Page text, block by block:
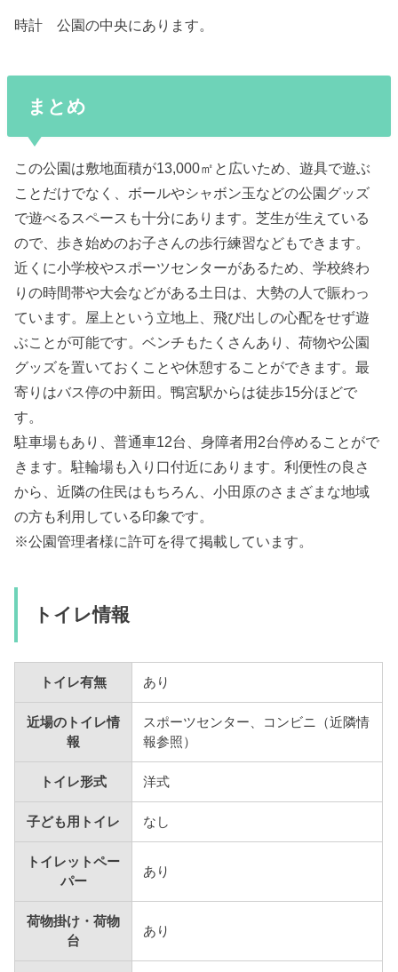
時計 公園の中央にあります。
まとめ
この公園は敷地面積が13,000㎡と広いため、遊具で遊ぶ
ことだけでなく、ボールやシャボン玉などの公園グッズ
で遊べるスペースも十分にあります。芝生が生えている
ので、歩き始めのお子さんの歩行練習などもできます。
近くに小学校やスポーツセンターがあるため、学校終わ
りの時間帯や大会などがある土日は、大勢の人で賑わっ
ています。屋上という立地上、飛び出しの心配をせず遊
ぶことが可能です。ベンチもたくさんあり、荷物や公園
グッズを置いておくことや休憩することができます。最
寄りはバス停の中新田。鴨宮駅からは徒歩15分ほどで
す。
駐車場もあり、普通車12台、身障者用2台停めることがで
きます。駐輪場も入り口付近にあります。利便性の良さ
から、近隣の住民はもちろん、小田原のさまざまな地域
の方も利用している印象です。
※公園管理者様に許可を得て掲載しています。
トイレ情報
トイレ有無 あり
近場のトイレ情
報
スポーツセンター、コンビニ（近隣情
報参照）
トイレ形式 洋式
子ども用トイレ なし
トイレットペー
パー
あり
荷物掛け・荷物
台
あり